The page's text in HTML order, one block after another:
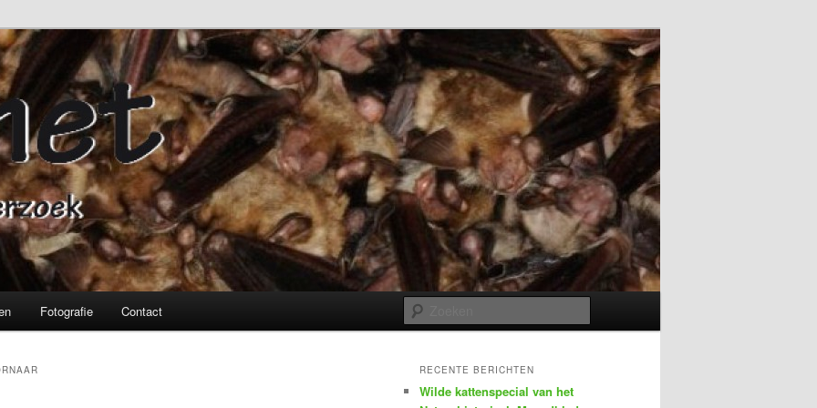
Fotografie Contact
RECENTE BERICHTEN
Wilde kattenspecial van het